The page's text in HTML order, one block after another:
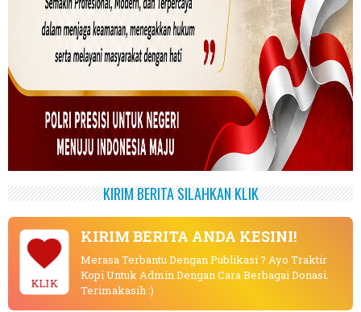
KIRIM BERITA SILAHKAN KLIK
KLIK
KIRIM BERITA ANDA KESINI!
Merasa Terbantu Dengan Publikasi ? Ayo Traktir
Kopi Untuk Admin Dengan Cara Berbagai Donasi.
Terimakasih :)